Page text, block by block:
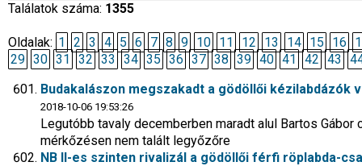
Találatok száma: 1355
Oldalak: 1 2 3 4 5 6 7 8 9 10 11 12 13 14 15 16
29 30 31 32 33 34 35 36 37 38 39 40 41 42 43
Budakalászon megszakadt a gödöllői kézilabdázók
2018-10-06 19:53:26
Legutóbb tavaly decemberben maradt alul Bartos
mérkőzésen nem talált legyőzőre
NB II-es szinten rivalizál a gödöllői férfi röplabda-